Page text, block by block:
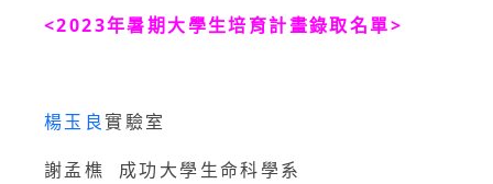
<2023年暑期大學生培育計畫錄取名單>
楊玉良實驗室
謝孟樵 成功大學生命科學系